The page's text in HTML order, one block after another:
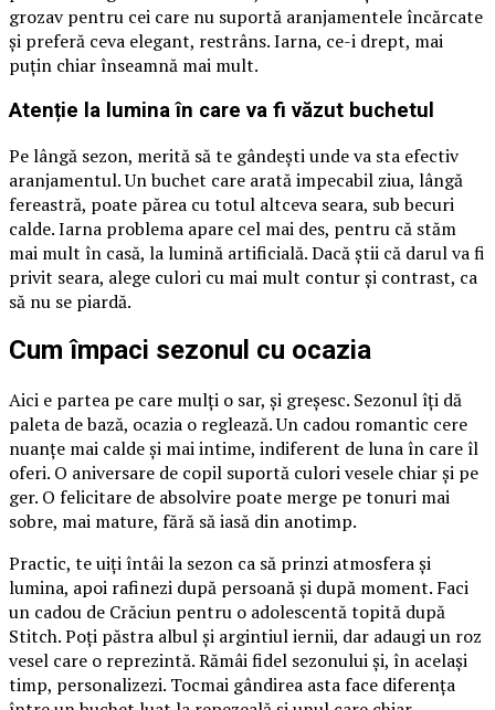
grozav pentru cei care nu suportă aranjamentele încărcate
și preferă ceva elegant, restrâns. Iarna, ce-i drept, mai
puțin chiar înseamnă mai mult.
Atenție la lumina în care va fi văzut buchetul
Pe lângă sezon, merită să te gândești unde va sta efectiv
aranjamentul. Un buchet care arată impecabil ziua, lângă
fereastră, poate părea cu totul altceva seara, sub becuri
calde. Iarna problema apare cel mai des, pentru că stăm
mai mult în casă, la lumină artificială. Dacă știi că darul va fi
privit seara, alege culori cu mai mult contur și contrast, ca
să nu se piardă.
Cum împaci sezonul cu ocazia
Aici e partea pe care mulți o sar, și greșesc. Sezonul îți dă
paleta de bază, ocazia o reglează. Un cadou romantic cere
nuanțe mai calde și mai intime, indiferent de luna în care îl
oferi. O aniversare de copil suportă culori vesele chiar și pe
ger. O felicitare de absolvire poate merge pe tonuri mai
sobre, mai mature, fără să iasă din anotimp.
Practic, te uiți întâi la sezon ca să prinzi atmosfera și
lumina, apoi rafinezi după persoană și după moment. Faci
un cadou de Crăciun pentru o adolescentă topită după
Stitch. Poți păstra albul și argintiul iernii, dar adaugi un roz
vesel care o reprezintă. Rămâi fidel sezonului și, în același
timp, personalizezi. Tocmai gândirea asta face diferența